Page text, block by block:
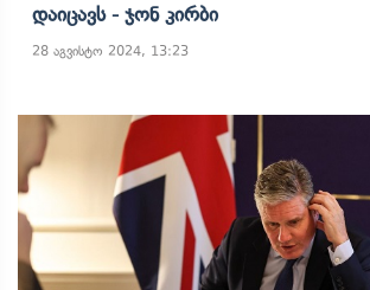
Დაიცავს - Ჯონ Კირბი
28 აგვისტო 2024, 13:23